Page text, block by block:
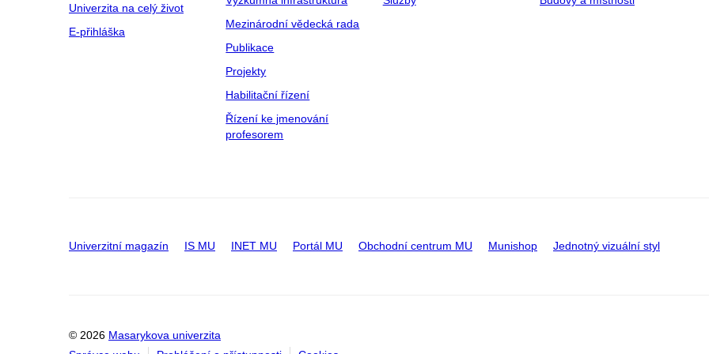
Univerzita na celý život
E-přihláška
Mezinárodní vědecká rada
Publikace
Projekty
Habilitační řízení
Řízení ke jmenování
profesorem
Univerzitní magazín IS MU INET MU Portál MU Obchodní centrum MU Munishop Jednotný vizuální styl
© 2026 Masarykova univerzita